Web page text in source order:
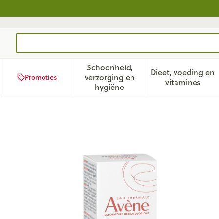
Promoties
Schoonheid,
verzorging en
hygiëneToon submenu voor
Dieet, voeding en
vitamines
Toon
Avene Rosamed